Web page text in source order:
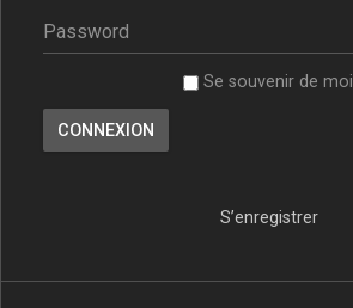
Se souvenir de moi
S’enregistrer